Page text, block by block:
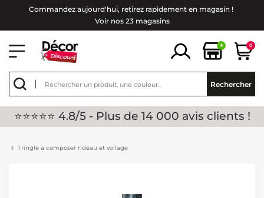
Commandez aujourd'hui, retirez rapidement en magasin !
Voir nos 23 magasins
+ 0
Rechercher
⭐⭐⭐⭐⭐ 4.8/5 - Plus de 14 000 avis clients !
Tringle à composer rideau et voilage